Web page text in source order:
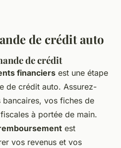
de crédit auto
de crédit
financiers est une étape
de crédit auto. Assurez-
vos fiches de
à portée de main.
est
vos revenus et vos